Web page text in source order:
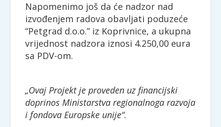
Napomenimo još da će nadzor nad
izvođenjem radova obavljati poduzeće
“Petgrad d.o.o.” iz Koprivnice, a ukupna
vrijednost nadzora iznosi 4.250,00 eura
sa PDV-om.
„Ovaj Projekt je proveden uz financijski
doprinos Ministarstva regionalnoga razvoja
i fondova Europske unije“.